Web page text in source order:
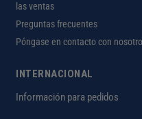
las ventas
Preguntas frecuentes
Póngase en contacto con
INTERNACIONAL
Información para pedidos